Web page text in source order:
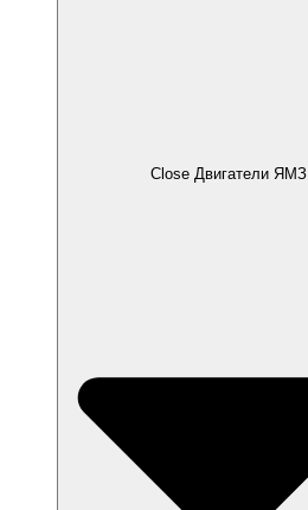
Close Двигатели ЯМЗ